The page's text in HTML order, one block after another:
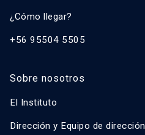
¿Cómo llegar?
+56 95504 5505
Sobre nosotros
El Instituto
Dirección y Equipo de dirección